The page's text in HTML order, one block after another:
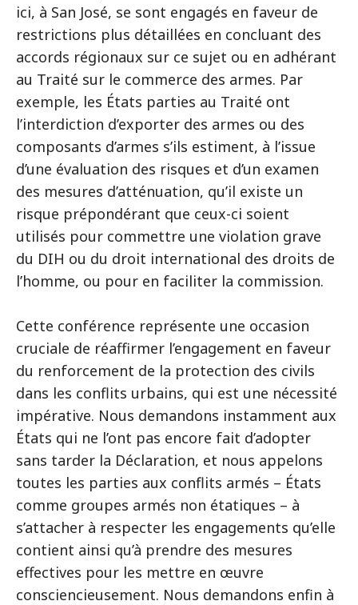
ici, à San José, se sont engagés en faveur de
restrictions plus détaillées en concluant des
accords régionaux sur ce sujet ou en adhérant
au Traité sur le commerce des armes. Par
exemple, les États parties au Traité ont
l’interdiction d’exporter des armes ou des
composants d’armes s’ils estiment, à l’issue
d’une évaluation des risques et d’un examen
des mesures d’atténuation, qu’il existe un
risque prépondérant que ceux-ci soient
utilisés pour commettre une violation grave
du DIH ou du droit international des droits de
l’homme, ou pour en faciliter la commission.
Cette conférence représente une occasion
cruciale de réaffirmer l’engagement en faveur
du renforcement de la protection des civils
dans les conflits urbains, qui est une nécessité
impérative. Nous demandons instamment aux
États qui ne l’ont pas encore fait d’adopter
sans tarder la Déclaration, et nous appelons
toutes les parties aux conflits armés – États
comme groupes armés non étatiques – à
s’attacher à respecter les engagements qu’elle
contient ainsi qu’à prendre des mesures
effectives pour les mettre en œuvre
consciencieusement. Nous demandons enfin à